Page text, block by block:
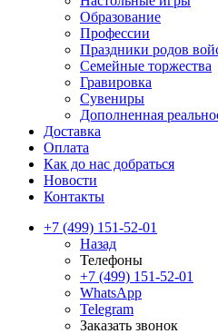
Образование
Профессии
Праздники родов
Семейные торжества
Гравировка
Сувениры
Дополненная
Доставка
Оплата
Как до нас добраться
Новости
Контакты
+7 (499) 151-52-01
Назад
Телефоны
+7 (499) 151-52-01
WhatsApp
Telegram
Заказать звонок